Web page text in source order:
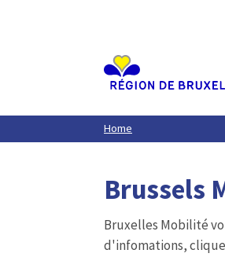
Home
Brussels
Bruxelles Mobilité
d'infomations,